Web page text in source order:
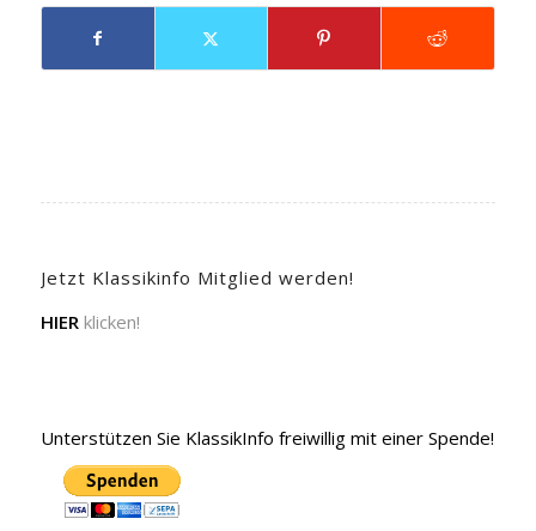
Jetzt Klassikinfo Mitglied werden!
HIER klicken!
Unterstützen Sie KlassikInfo freiwillig mit einer Spende!